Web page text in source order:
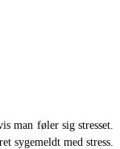
man føler sig stresset.
sygemeldt med stress.